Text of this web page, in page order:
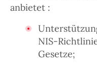
anbietet :
NIS-
Gesetze;